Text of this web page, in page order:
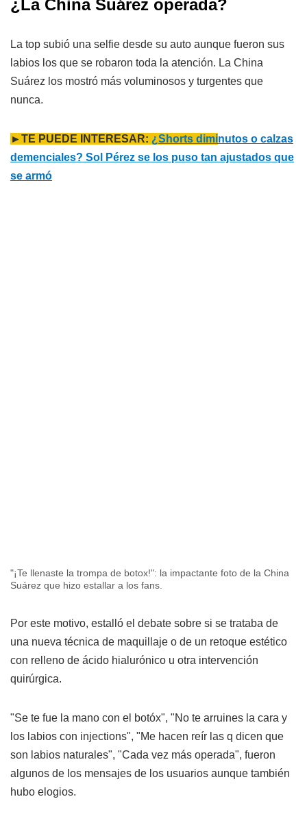
¿La China Suárez operada?
La top subió una selfie desde su auto aunque fueron sus
labios los que se robaron toda la atención. La China
Suárez los mostró más voluminosos y turgentes que
nunca.
►TE PUEDE INTERESAR: ¿Shorts diminutos o calzas
demenciales? Sol Pérez se los puso tan ajustados que
se armó
"¡Te llenaste la trompa de botox!": la impactante foto de la China
Suárez que hizo estallar a los fans.
Por este motivo, estalló el debate sobre si se trataba de
una nueva técnica de maquillaje o de un retoque estético
con relleno de ácido hialurónico u otra intervención
quirúrgica.
"Se te fue la mano con el botóx", "No te arruines la cara y
los labios con injections", "Me hacen reír las q dicen que
son labios naturales", "Cada vez más operada", fueron
algunos de los mensajes de los usuarios aunque también
hubo elogios.